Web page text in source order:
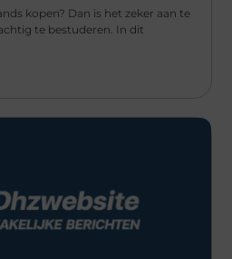
kopen? Dan is het zeker aan te
te bestuderen. In dit